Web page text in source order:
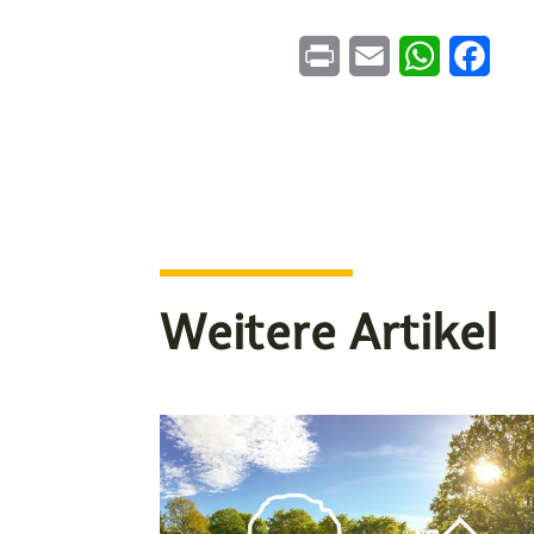
Print Email WhatsApp
Weitere Artikel